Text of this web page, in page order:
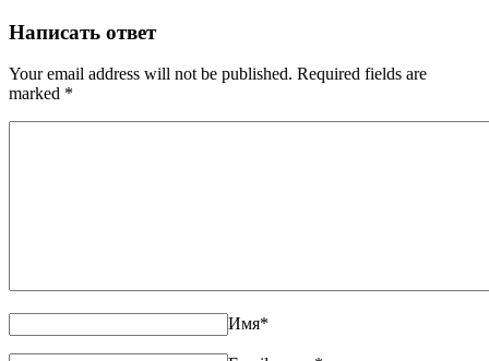
Написать ответ
Your email address will not be published. Required fields are
marked *
Имя*